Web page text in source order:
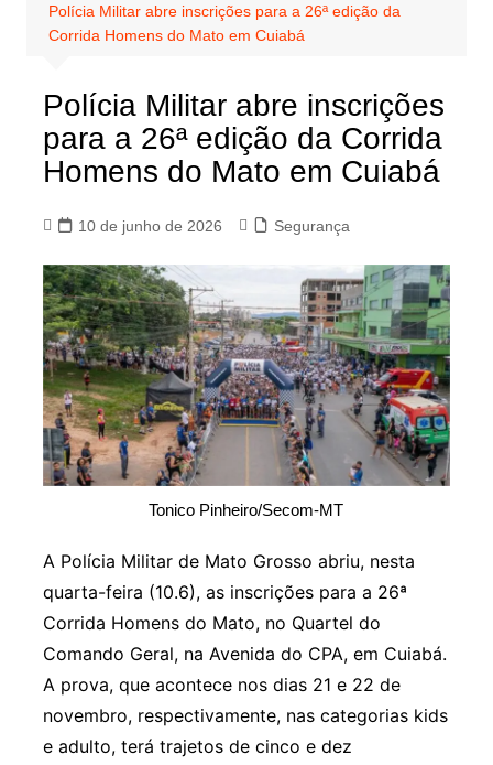
Polícia Militar abre inscrições para a 26ª edição da
Corrida Homens do Mato em Cuiabá
Polícia Militar abre inscrições
para a 26ª edição da Corrida
Homens do Mato em Cuiabá
10 de junho de 2026 Segurança
Tonico Pinheiro/Secom-MT
A Polícia Militar de Mato Grosso abriu, nesta
quarta-feira (10.6), as inscrições para a 26ª
Corrida Homens do Mato, no Quartel do
Comando Geral, na Avenida do CPA, em Cuiabá.
A prova, que acontece nos dias 21 e 22 de
novembro, respectivamente, nas categorias kids
e adulto, terá trajetos de cinco e dez